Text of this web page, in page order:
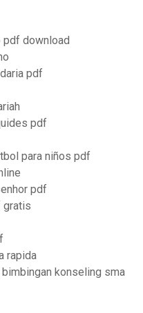
pdf download
pdf
pdf
para niños pdf
pdf
gratis
rapida
konseling sma